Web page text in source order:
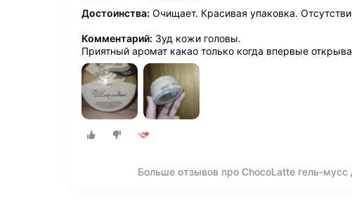
Достоинства: Очищает. Красивая упаковка.
Комментарий: Зуд кожи головы.
Приятный аромат какао только когда впервые
Больше отзывов про ChocoLatte гель-